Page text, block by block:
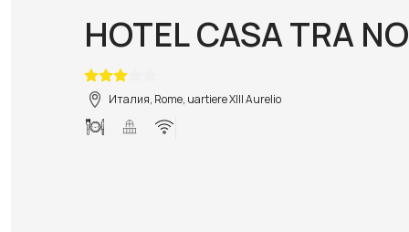
HOTEL CASA TRA
Италия, Rome, uartiere XIII Aurelio